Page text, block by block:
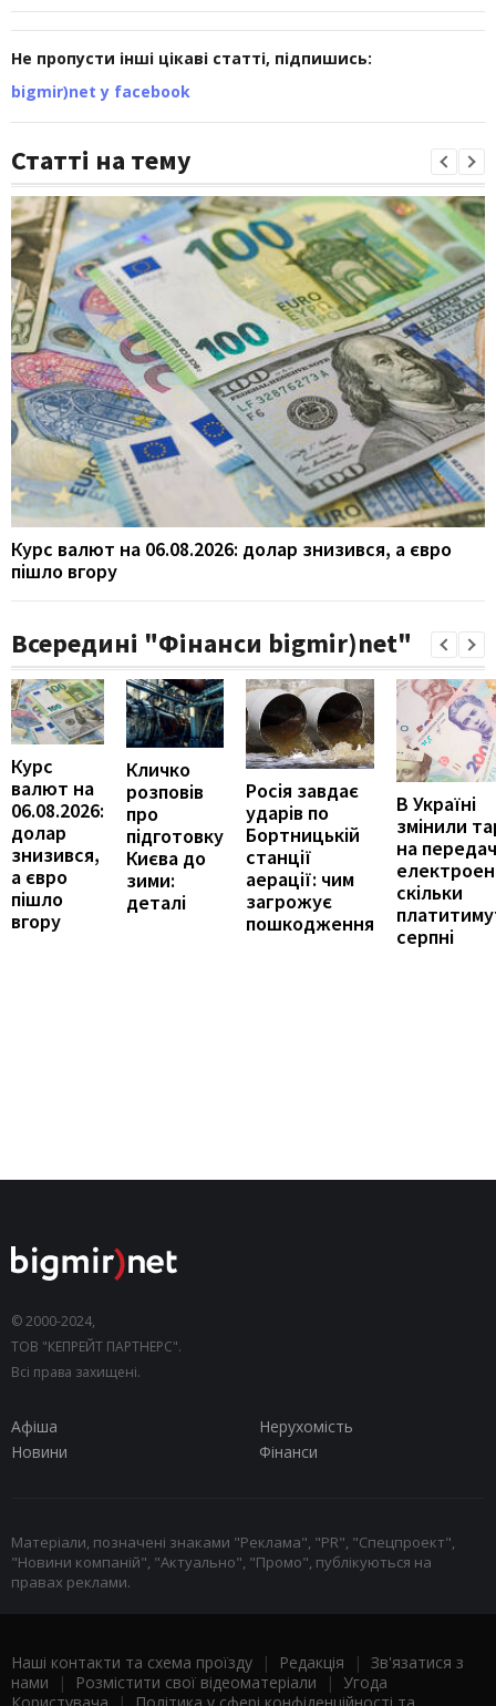
Не пропусти інші цікаві статті, підпишись:
bigmir)net у facebook
Статті на тему
Курс валют на 06.08.2026: долар знизився, а євро
пішло вгору
Всередині "Фінанси bigmir)net"
Курс
валют на
06.08.2026:
долар
знизився,
а євро
пішло
вгору
Кличко
розповів
про
підготовку
Києва до
зими:
деталі
Росія завдає
ударів по
Бортницькій
станції
аерації: чим
загрожує
пошкодження
В Україні
змінили
на
скільки
серпні
© 2000-2024,
ТОВ "КЕПРЕЙТ ПАРТНЕРС".
Всі права захищені.
Афіша
Нерухомість
Новини
Фінанси
Матеріали, позначені знаками "Реклама", "PR", "Спецпроект",
"Новини компаній", "Актуально", "Промо", публікуються на
правах реклами.
Наші контакти та схема проїзду | Редакція | Зв'язатися з
нами | Розмістити свої відеоматеріали | Угода